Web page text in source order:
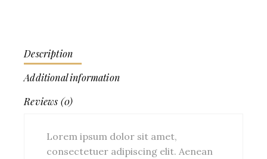
Description
Additional information
Reviews (0)
Lorem ipsum dolor sit amet,
consectetuer adipiscing elit. Aenean